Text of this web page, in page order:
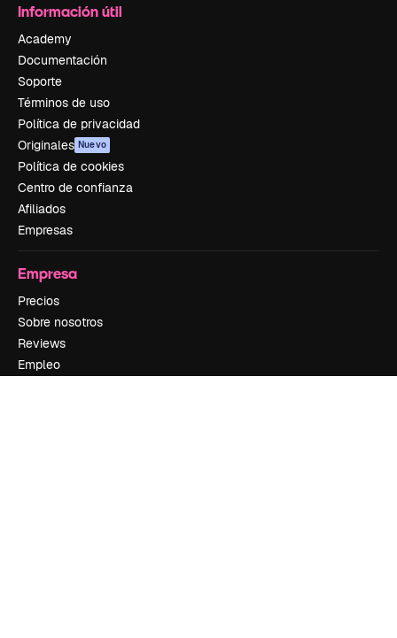
Información útil
Academy
Documentación
Soporte
Términos de uso
Política de privacidad
Originales Nuevo
Política de cookies
Centro de confianza
Afiliados
Empresas
Empresa
Precios
Sobre nosotros
Reviews
Empleo